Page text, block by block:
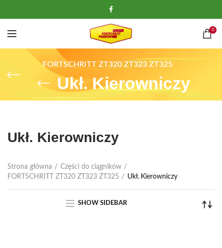
0
FORTSCHRITT ZT320 ZT323 ZT325
Ukł. Kierowniczy
Ukł. Kierowniczy
Strona główna
Części do ciągników
FORTSCHRITT ZT320 ZT323 ZT325
Ukł. Kierowniczy
SHOW SIDEBAR